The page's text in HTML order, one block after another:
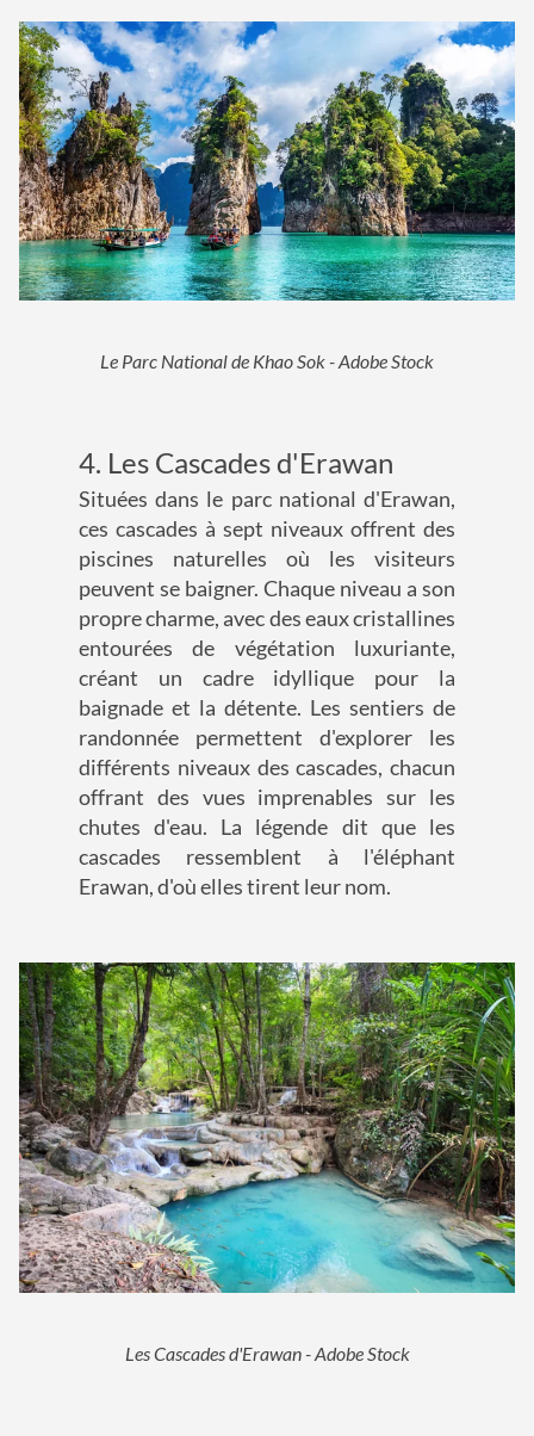
Le Parc National de Khao Sok - Adobe Stock
4. Les Cascades d'Erawan
Situées dans le parc national d'Erawan,
ces cascades à sept niveaux offrent des
piscines naturelles où les visiteurs
peuvent se baigner. Chaque niveau a son
propre charme, avec des eaux cristallines
entourées de végétation luxuriante,
créant un cadre idyllique pour la
baignade et la détente. Les sentiers de
randonnée permettent d'explorer les
différents niveaux des cascades, chacun
offrant des vues imprenables sur les
chutes d'eau. La légende dit que les
cascades ressemblent à l'éléphant
Erawan, d'où elles tirent leur nom.
Les Cascades d'Erawan - Adobe Stock